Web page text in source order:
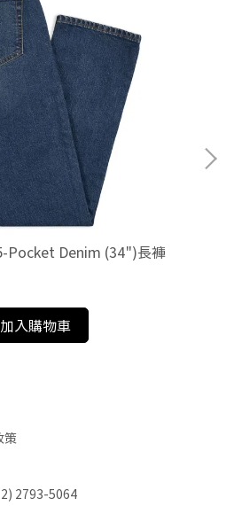
Pocket Denim (34")長褲
加入購物車
策
2793-5064